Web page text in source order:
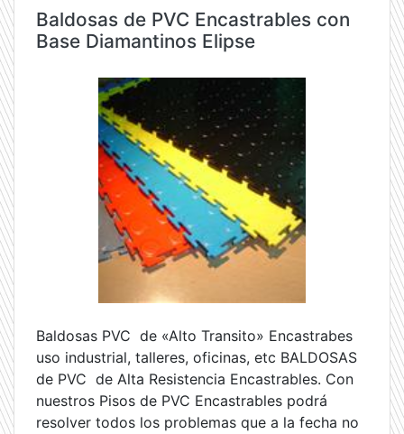
Baldosas de PVC Encastrables con
Base Diamantinos Elipse
Baldosas PVC de «Alto Transito» Encastrabes
uso industrial, talleres, oficinas, etc BALDOSAS
de PVC de Alta Resistencia Encastrables. Con
nuestros Pisos de PVC Encastrables podrá
resolver todos los problemas que a la fecha no